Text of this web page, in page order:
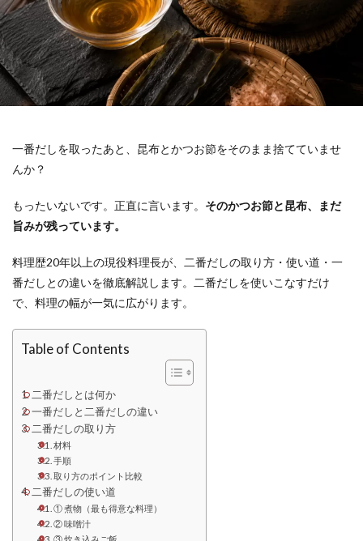
一番だしを取ったあと、昆布とかつお節をそのまま捨てていませ
んか？
もったいないです。正直に言います。 そのかつお節と昆布、まだ
旨みが残っています。
料理歴20年以上の現役料理長が、二番だしの取り方・使い道・一
番だしとの違いを徹底解説します。二番だしを使いこなすだけ
で、料理の幅が一気に広がります。
Table of Contents
二番だしとは何か
一番だしと二番だしの違い
二番だしの取り方
材料
手順
取り方のポイント比較
二番だしの使い道
① 煮物（最も得意な料理）
② 味噌汁